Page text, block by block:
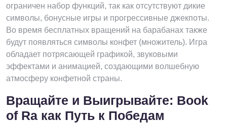
ограничен набор функций, так как отсутствуют дикие
символы, бонусные игры и прогрессивные джекпоты.
Во время бесплатных вращений на барабанах также
будут появляться символы конфет (множитель). Игра
обладает потрясающей графикой, звуковыми
эффектами и анимацией, создающими волшебную
атмосферу конфетной страны.
Вращайте и Выигрывайте: Book
of Ra как Путь к Победам